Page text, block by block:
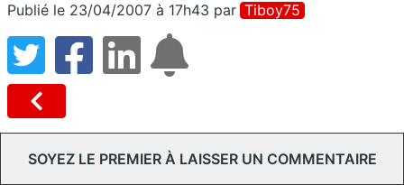
Publié le 23/04/2007 à 17h43 par Tiboy75
SOYEZ LE PREMIER À LAISSER UN COMMENTAIRE